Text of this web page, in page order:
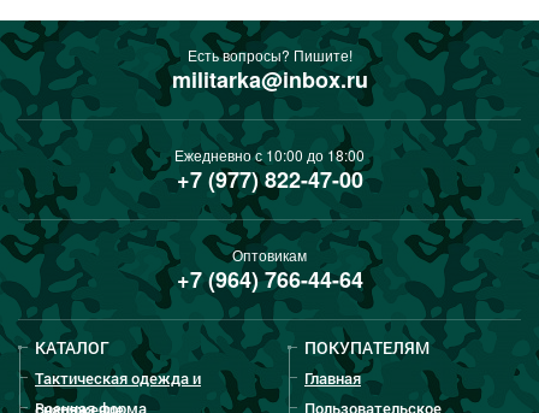
Есть вопросы? Пишите!
militarka@inbox.ru
Ежедневно с 10:00 до 18:00
+7 (977) 822-47-00
Оптовикам
+7 (964) 766-44-64
КАТАЛОГ
Тактическая одежда и
Военная форма
ПОКУПАТЕЛЯМ
Главная
Пользовательское